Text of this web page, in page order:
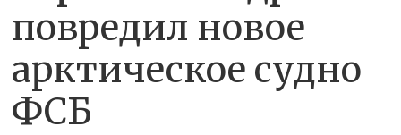
повредил новое
арктическое судно
ФСБ